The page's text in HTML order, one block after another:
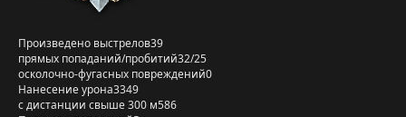
Произведено выстрелов39
прямых попаданий/пробитий32/25
осколочно-фугасных повреждений0
Нанесение урона3349
с дистанции свыше 300 м586